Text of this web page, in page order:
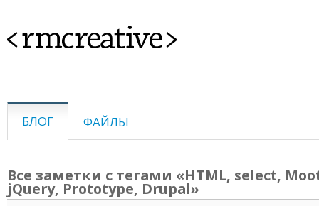
<rmcreative>
БЛОГ ФАЙЛЫ
Все заметки с тегами «HTML, select,
jQuery, Prototype, Drupal»